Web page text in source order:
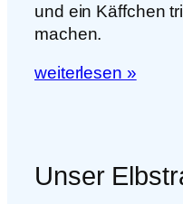
und ein Käffchen
machen.
weiterlesen »
Unser